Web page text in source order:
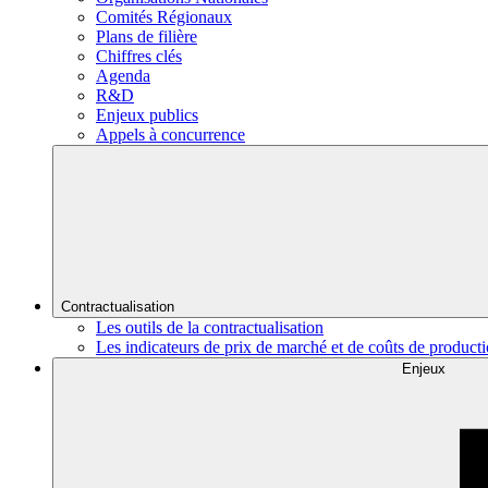
Comités Régionaux
Plans de filière
Chiffres clés
Agenda
R&D
Enjeux publics
Appels à concurrence
Contractualisation
Les outils de la contractualisation
Les indicateurs de prix de marché et de coûts de
Enjeux